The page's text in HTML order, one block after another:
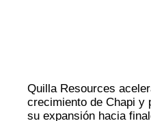
Quilla Resources
crecimiento de Chapi y
su expansión hacia